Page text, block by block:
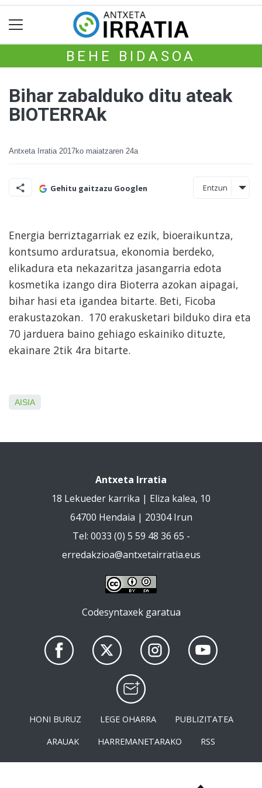
BEHE BIDASOA
Bihar zabalduko ditu ateak
BIOTERRAk
Antxeta Irratia 2017ko maiatzaren 24a
Gehitu gaitzazu Googlen Entzun
Energia berriztagarriak ez ezik, bioeraikuntza,
kontsumo arduratsua, ekonomia berdeko,
elikadura eta nekazaritza jasangarria edota
kosmetika izango dira Bioterra azokan aipagai,
bihar hasi eta igandea bitarte. Beti, Ficoba
erakustazokan. 170 erakusketari bilduko dira eta
70 jarduera baino gehiago eskainiko dituzte,
ekainare 2tik 4ra bitarte.
AISIA
Antxeta Irratia
18 Lekueder karrika | Eliza kalea, 10
64700 Hendaia | 20304 Irun
Tel: 0033 (0) 5 59 48 36 65 -
erredakzioa@antxetairratia.eus
Codesyntaxek garatua
HONI BURUZ LEGE OHARRA
PUBLIZITATEA
ARAUAK
HARREMANETARAKO RSS